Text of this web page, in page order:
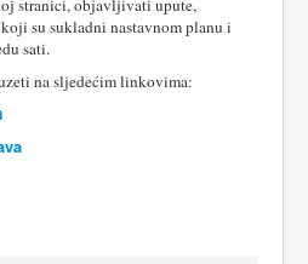
stranici, objavljivati upute,
su sukladni nastavnom planu i
sati.
na sljedećim linkovima: